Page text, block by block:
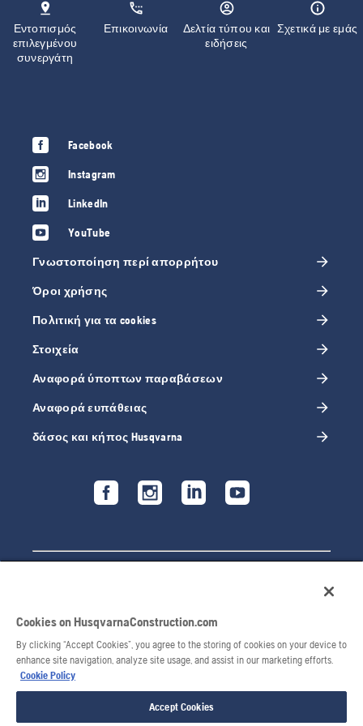
Εντοπισμός
επιλεγμένου
συνεργάτη
Επικοινωνία
Δελτία τύπου και
ειδήσεις
Σχετικά με εμάς
Facebook
Instagram
LinkedIn
YouTube
Γνωστοποίηση περί απορρήτου
Όροι χρήσης
Πολιτική για τα cookies
Στοιχεία
Αναφορά ύποπτων παραβάσεων
Αναφορά ευπάθειας
δάσος και κήπος Husqvarna
© 2026 Husqvarna AB. Με την επιφύλαξη παντός
δικαιώματος.
Cookies on HusqvarnaConstruction.com
By clicking “Accept Cookies”, you agree to the storing of cookies on your device to
enhance site navigation, analyze site usage, and assist in our marketing efforts.
Cookie Policy
Accept Cookies